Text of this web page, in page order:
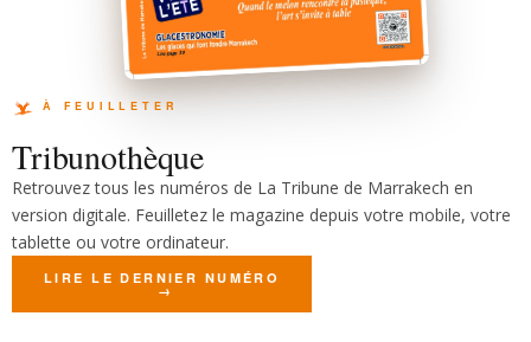
Tribunothèque
Retrouvez tous les numéros de La Tribune de Marrakech en
version digitale. Feuilletez le magazine depuis votre mobile, votre
tablette ou votre ordinateur.
LIRE LE DERNIER NUMÉRO